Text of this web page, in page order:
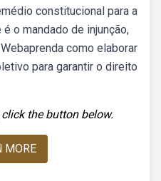
constitucional para a
o mandado de injunção,
como elaborar
para garantir o direito
the button below.
MORE